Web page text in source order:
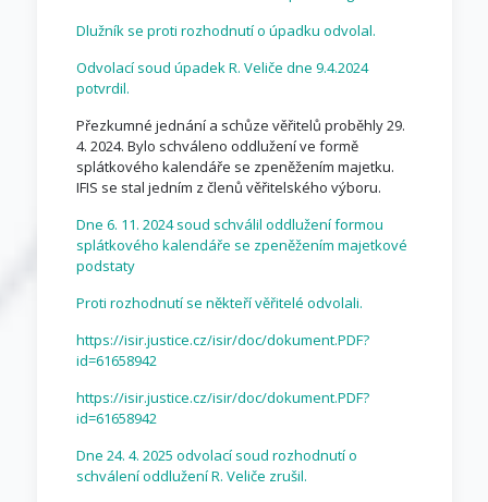
Dlužník se proti rozhodnutí o úpadku odvolal.
Odvolací soud úpadek R. Veliče dne 9.4.2024
potvrdil.
Přezkumné jednání a schůze věřitelů proběhly 29.
4. 2024. Bylo schváleno oddlužení ve formě
splátkového kalendáře se zpeněžením majetku.
IFIS se stal jedním z členů věřitelského výboru.
Dne 6. 11. 2024 soud schválil oddlužení formou
splátkového kalendáře se zpeněžením majetkové
podstaty
Proti rozhodnutí se někteří věřitelé odvolali.
https://isir.justice.cz/isir/doc/dokument.PDF?
id=61658942
https://isir.justice.cz/isir/doc/dokument.PDF?
id=61658942
Dne 24. 4. 2025 odvolací soud rozhodnutí o
schválení oddlužení R. Veliče zrušil.